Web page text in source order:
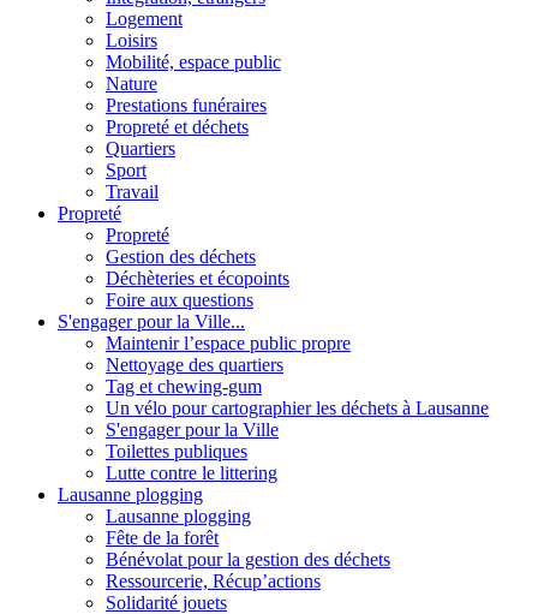
Logement
Loisirs
Mobilité, espace public
Nature
Prestations funéraires
Propreté et déchets
Quartiers
Sport
Travail
Propreté
Propreté
Gestion des déchets
Déchèteries et écopoints
Foire aux questions
S'engager pour la Ville...
Maintenir l’espace public propre
Nettoyage des quartiers
Tag et chewing-gum
Un vélo pour cartographier les déchets à Lausanne
S'engager pour la Ville
Toilettes publiques
Lutte contre le littering
Lausanne plogging
Lausanne plogging
Fête de la forêt
Bénévolat pour la gestion des déchets
Ressourcerie, Récup’actions
Solidarité jouets